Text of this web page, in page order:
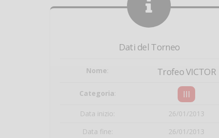
Dati del Torneo
Nome: Trofeo VICTOR
Categoria: III
Data inizio:
26/01/2013
Data fine:
26/01/2013